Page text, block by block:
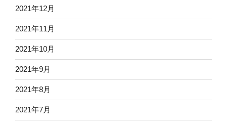
2021年12月
2021年11月
2021年10月
2021年9月
2021年8月
2021年7月